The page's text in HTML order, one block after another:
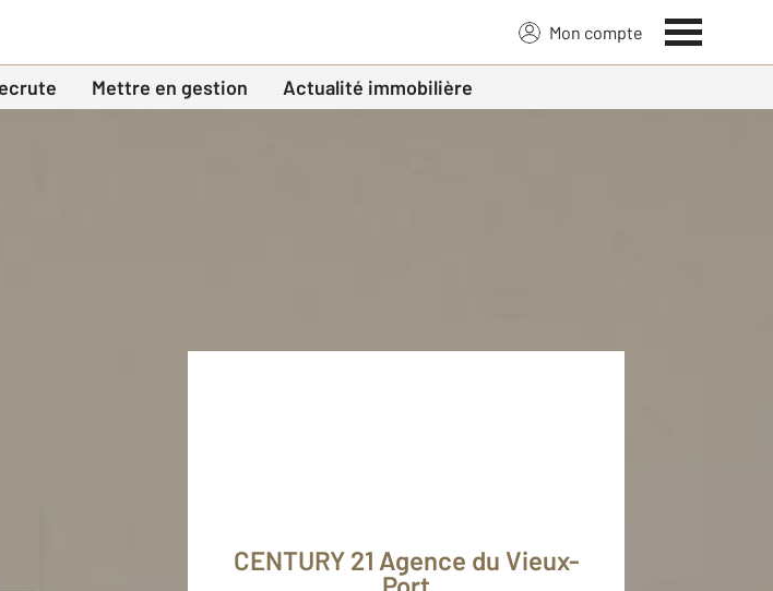
Mon compte
Mettre en gestion Actualité immobilière
CENTURY 21 Agence du Vieux-